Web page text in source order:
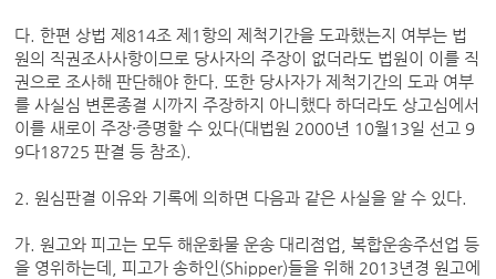
다. 한편 상법 제814조 제1항의 제척기간을 도과했는지 여부는 법
원의 직권조사사항이므로 당사자의 주장이 없더라도 법원이 이를 직
권으로 조사해 판단해야 한다. 또한 당사자가 제척기간의 도과 여부
를 사실심 변론종결 시까지 주장하지 아니했다 하더라도 상고심에서
이를 새로이 주장·증명할 수 있다(대법원 2000년 10월13일 선고 9
9다18725 판결 등 참조).
2. 원심판결 이유와 기록에 의하면 다음과 같은 사실을 알 수 있다.
가. 원고와 피고는 모두 해운화물 운송 대리점업, 복합운송주선업 등
을 영위하는데, 피고가 송하인(Shipper)들을 위해 2013년경 원고에